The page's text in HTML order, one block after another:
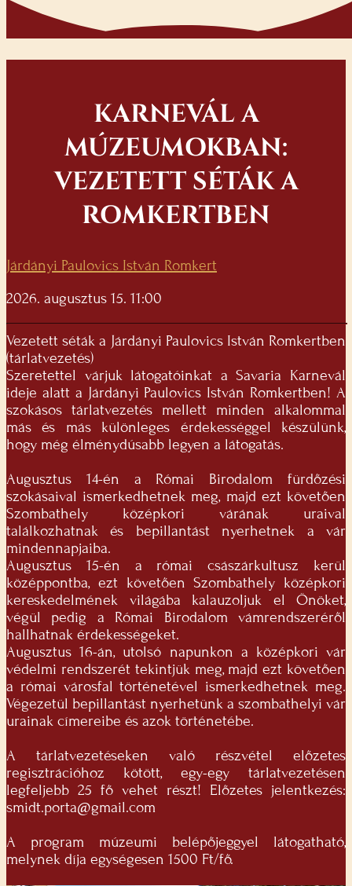
KARNEVÁL A
MÚZEUMOKBAN:
VEZETETT SÉTÁK A
ROMKERTBEN
Járdányi Paulovics István Romkert
2026. augusztus 15. 11:00
Vezetett séták a Járdányi Paulovics István Romkertben
(tárlatvezetés)
Szeretettel várjuk látogatóinkat a Savaria Karnevál
ideje alatt a Járdányi Paulovics István Romkertben! A
szokásos tárlatvezetés mellett minden alkalommal
más és más különleges érdekességgel készülünk,
hogy még élménydúsabb legyen a látogatás.
Augusztus 14-én a Római Birodalom fürdőzési
szokásaival ismerkedhetnek meg, majd ezt követően
Szombathely középkori várának uraival
találkozhatnak és bepillantást nyerhetnek a vár
mindennapjaiba.
Augusztus 15-én a római császárkultusz kerül
középpontba, ezt követően Szombathely középkori
kereskedelmének világába kalauzoljuk el Önöket,
végül pedig a Római Birodalom vámrendszeréről
hallhatnak érdekességeket.
Augusztus 16-án, utolsó napunkon a középkori vár
védelmi rendszerét tekintjük meg, majd ezt követően
a római városfal történetével ismerkedhetnek meg.
Végezetül bepillantást nyerhetünk a szombathelyi vár
urainak címereibe és azok történetébe.
A tárlatvezetéseken való részvétel előzetes
regisztrációhoz kötött, egy-egy tárlatvezetésen
legfeljebb 25 fő vehet részt! Előzetes jelentkezés:
smidt.porta@gmail.com
A program múzeumi belépőjeggyel látogatható,
melynek díja egységesen 1500 Ft/fő.